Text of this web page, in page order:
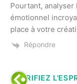
Pourtant,
émotionnel
place à votre
Répondre
CLARIFIEZ